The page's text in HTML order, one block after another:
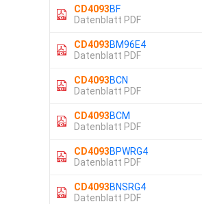
CD4093BF
Datenblatt PDF
CD4093BM96E4
Datenblatt PDF
CD4093BCN
Datenblatt PDF
CD4093BCM
Datenblatt PDF
CD4093BPWRG4
Datenblatt PDF
CD4093BNSRG4
Datenblatt PDF